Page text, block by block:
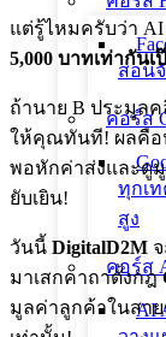
สอน
คอร์ส
ทุกเ
สูง
คอร์ส
AI
แต่รู้ไหมครับว่า
5,000 บาทเท่ากันเ
ถ้านาย B ประมูลค
ให้คุณทันที! ผลคือ
พอหักค่าส่งและดู
ยับเยิน!
วันนี้ DigitalD2M
มาเสกคาถาตั้งกฎ
มูลค่าลูกค้าในสาย